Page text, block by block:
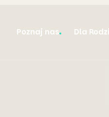
Poznaj nas Dla